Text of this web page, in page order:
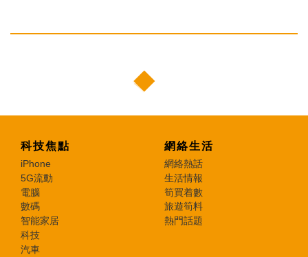
科技焦點
iPhone
5G流動
電腦
數碼
智能家居
科技
汽車
網絡生活
網絡熱話
生活情報
筍買着數
旅遊筍料
熱門話題